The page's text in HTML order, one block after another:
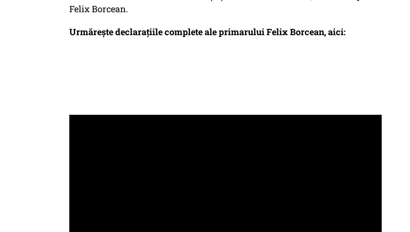
Felix Borcean.
Urmăreşte declaraţiile complete ale primarului Felix Borcean, aici: